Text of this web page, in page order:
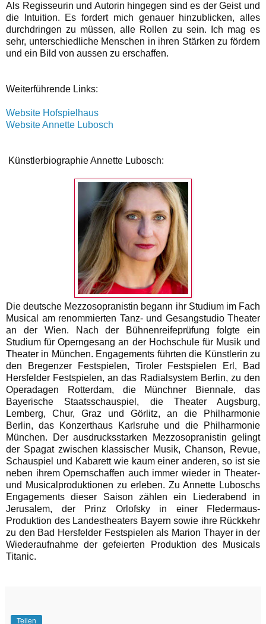
Als Regisseurin und Autorin hingegen sind es der Geist und
die Intuition. Es fordert mich genauer hinzublicken, alles
durchdringen zu müssen, alle Rollen zu sein. Ich mag es
sehr, unterschiedliche Menschen in ihren Stärken zu fördern
und ein Bild von aussen zu erschaffen.
Weiterführende Links:
Website Hofspielhaus
Website Annette Lubosch
Künstlerbiographie Annette Lubosch:
Die deutsche Mezzosopranistin begann ihr Studium im Fach
Musical am renommierten Tanz- und Gesangstudio Theater
an der Wien. Nach der Bühnenreifeprüfung folgte ein
Studium für Operngesang an der Hochschule für Musik und
Theater in München. Engagements führten die Künstlerin zu
den Bregenzer Festspielen, Tiroler Festspielen Erl, Bad
Hersfelder Festspielen, an das Radialsystem Berlin, zu den
Operadagen Rotterdam, die Münchner Biennale, das
Bayerische Staatsschauspiel, die Theater Augsburg,
Lemberg, Chur, Graz und Görlitz, an die Philharmonie
Berlin, das Konzerthaus Karlsruhe und die Philharmonie
München. Der ausdrucksstarken Mezzosopranistin gelingt
der Spagat zwischen klassischer Musik, Chanson, Revue,
Schauspiel und Kabarett wie kaum einer anderen, so ist sie
neben ihrem Opernschaffen auch immer wieder in Theater-
und Musicalproduktionen zu erleben. Zu Annette Luboschs
Engagements dieser Saison zählen ein Liederabend in
Jerusalem, der Prinz Orlofsky in einer Fledermaus-
Produktion des Landestheaters Bayern sowie ihre Rückkehr
zu den Bad Hersfelder Festspielen als Marion Thayer in der
Wiederaufnahme der gefeierten Produktion des Musicals
Titanic.
Teilen